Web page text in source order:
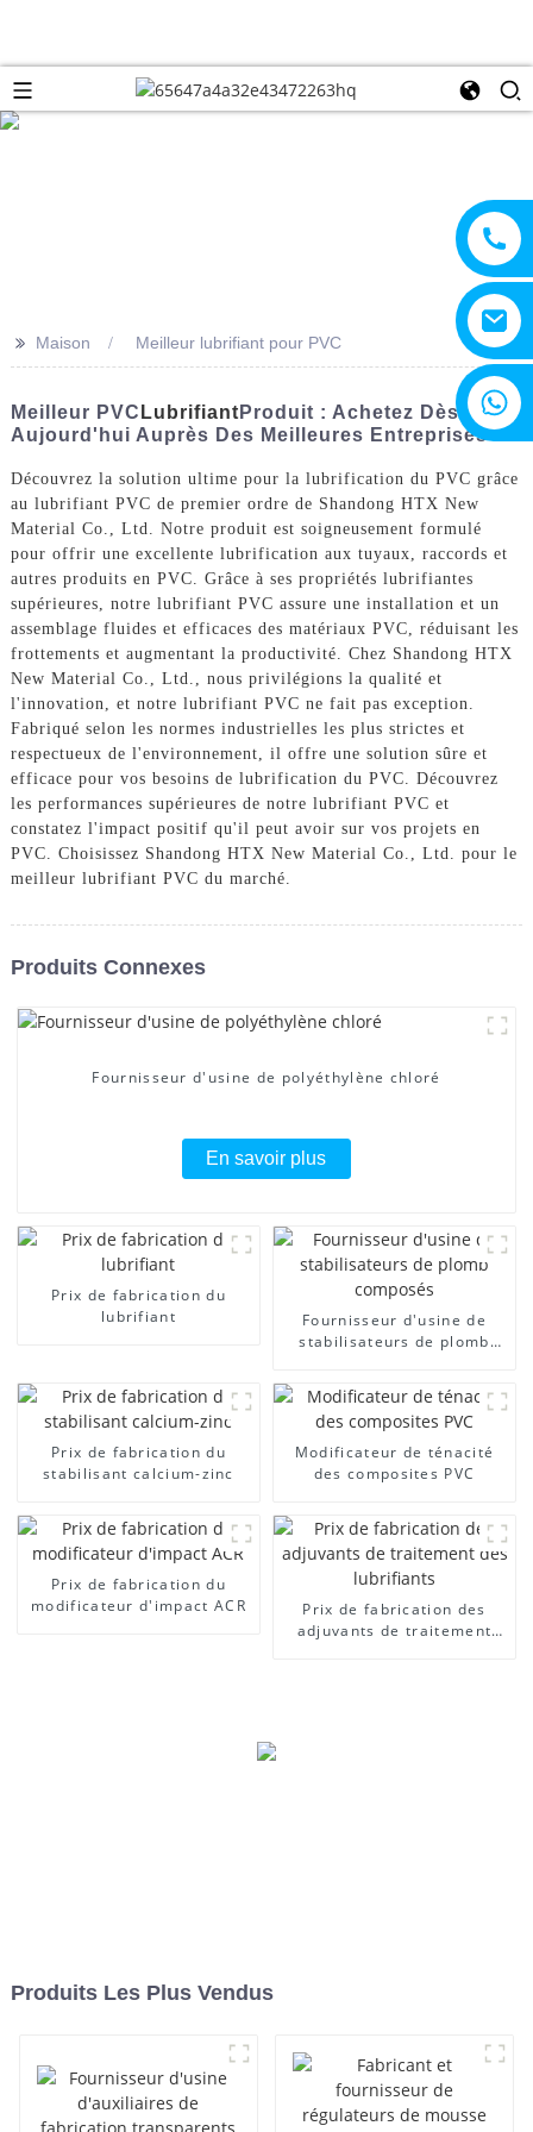
>> Maison Meilleur lubrifiant pour PVC
Meilleur PVC Lubrifiant Produit : Achetez Dès
Aujourd'hui Auprès Des Meilleures Entreprises !
Découvrez la solution ultime pour la lubrification du PVC grâce
au lubrifiant PVC de premier ordre de Shandong HTX New
Material Co., Ltd. Notre produit est soigneusement formulé
pour offrir une excellente lubrification aux tuyaux, raccords et
autres produits en PVC. Grâce à ses propriétés lubrifiantes
supérieures, notre lubrifiant PVC assure une installation et un
assemblage fluides et efficaces des matériaux PVC, réduisant les
frottements et augmentant la productivité. Chez Shandong HTX
New Material Co., Ltd., nous privilégions la qualité et
l'innovation, et notre lubrifiant PVC ne fait pas exception.
Fabriqué selon les normes industrielles les plus strictes et
respectueux de l'environnement, il offre une solution sûre et
efficace pour vos besoins de lubrification du PVC. Découvrez
les performances supérieures de notre lubrifiant PVC et
constatez l'impact positif qu'il peut avoir sur vos projets en
PVC. Choisissez Shandong HTX New Material Co., Ltd. pour le
meilleur lubrifiant PVC du marché.
Produits Connexes
Fournisseur d'usine de polyéthylène chloré
En savoir plus
Prix ​​de fabrication du
lubrifiant
Fournisseur d'usine de
stabilisateurs de plomb
Prix ​​de fabrication du
stabilisant calcium-zinc
Modificateur de ténacité
des composites PVC
Prix ​​de fabrication du
modificateur d'impact ACR
Prix ​​de fabrication des
adjuvants de traitement
Produits Les Plus Vendus